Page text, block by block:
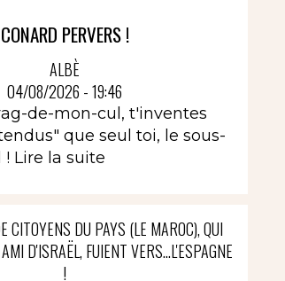
CONARD PERVERS !
ALBÈ
04/08/2026 - 19:46
de-mon-cul, t'inventes
que seul toi, le sous-
! Lire la suite
CITOYENS DU PAYS (LE MAROC), QUI
D'ISRAËL, FUIENT VERS...L'ESPAGNE
!